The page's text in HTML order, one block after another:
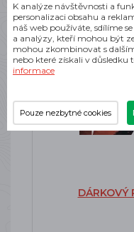
Doprava
DÁRKOVÝ
K analýze návštěvnosti a
personalizaci obsahu a
náš web používáte, sdílíme
a analýzy, kteří mohou být
mohou zkombinovat s
nebo které získali v důsledku
informace
Pouze nezbytné cookies